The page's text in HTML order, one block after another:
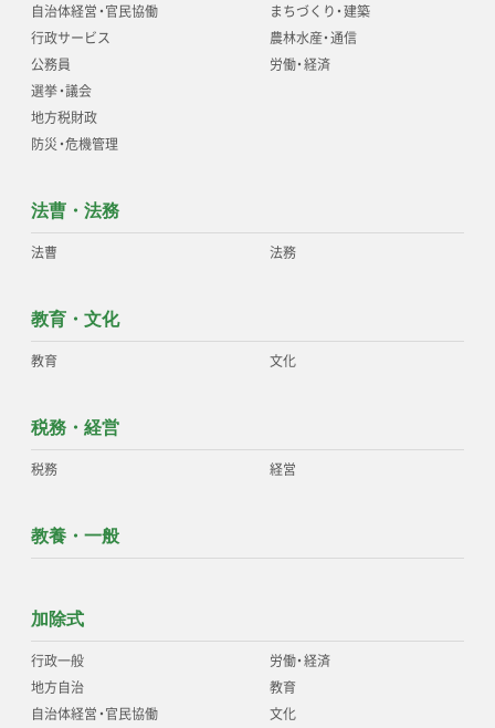
自治体経営・官民協働
行政サービス
公務員
選挙・議会
地方税財政
防災・危機管理
まちづくり・建築
農林水産・通信
労働・経済
法曹・法務
法曹 法務
教育・文化
教育 文化
税務・経営
税務 経営
教養・一般
加除式
行政一般
地方自治
自治体経営・官民協働
労働・経済
教育
文化